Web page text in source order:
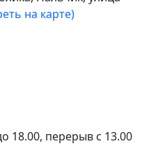
на карте)
18.00, перерыв с 13.00